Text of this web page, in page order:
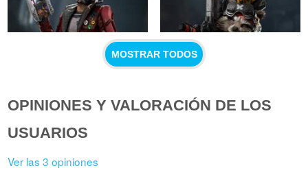
MOSTRAR TODOS
OPINIONES Y VALORACIÓN DE LOS
USUARIOS
Ver las 3 opiniones